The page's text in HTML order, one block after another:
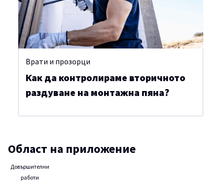
Врати и прозорци
Как да контролираме вторичното
раздуване на монтажна пяна?
Област на приложение
Довършителни
работи